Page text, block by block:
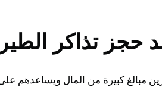
تذاكر
كبيرة من المال ويساعدهم على